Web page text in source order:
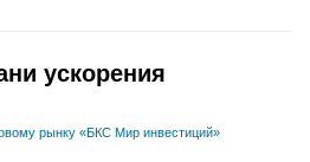
ускорения
рынку «БКС Мир инвестиций»